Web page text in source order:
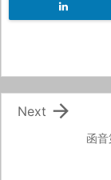
函

Next